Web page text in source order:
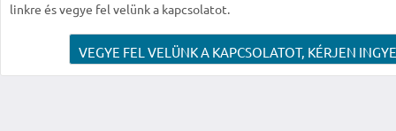
linkre és vegye fel velünk a kapcsolatot.
VEGYE FEL VELÜNK A KAPCSOLATOT, KÉRJEN